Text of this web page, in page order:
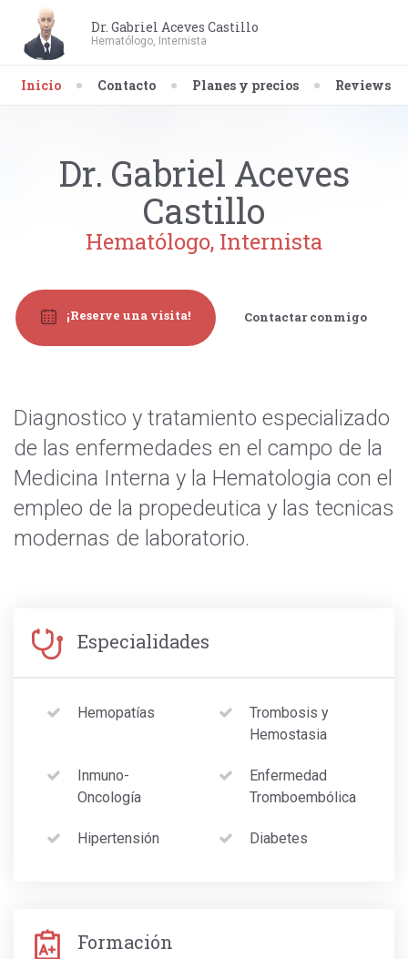
Dr. Gabriel Aceves Castillo
Hematólogo, Internista
Inicio Contacto Planes y precios Reviews
Dr. Gabriel Aceves
Castillo
Hematólogo, Internista
¡Reserve una visita! Contactar conmigo
Diagnostico y tratamiento especializado
de las enfermedades en el campo de la
Medicina Interna y la Hematologia con el
empleo de la propedeutica y las tecnicas
modernas de laboratorio.
Especialidades
Hemopatías
Trombosis y
Hemostasia
Inmuno-
Oncología
Enfermedad
Tromboembólica
Hipertensión Diabetes
Formación